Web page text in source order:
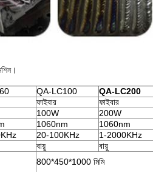
QA-LC100 QA-LC200
ফাইবার ফাইবার
100W 200W
1060nm 1060nm
20-100KHz 1-2000KHz
বায়ু বায়ু
800*450*1000 মিমি